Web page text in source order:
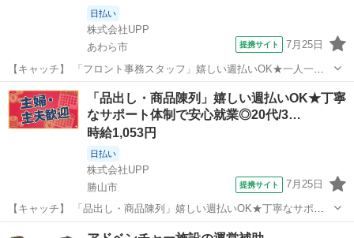
日払い
株式会社UPP
あわら市
提携サイト 7月25日
【キャッチ】 「フロント事務スタッフ」嬉しい週払いOK★一人一人
丁寧にサポートします♪様々な年代のスタッフさんが活躍中！充実の福
利厚生が自慢です★ 【コメント】 週払い制度完備！ 履歴書も来社も
不要のリモート登録あり◎ ...
福井 あわら市 その他
「品出し・商品陳列」嬉しい週払いOK★丁寧
なサポート体制で安心就業◎20代/3…
時給1,053円
日払い
株式会社UPP
勝山市
提携サイト 7月25日
【キャッチ】 「品出し・商品陳列」嬉しい週払いOK★丁寧なサポー
ト体制で安心就業◎20代/30代/40代中心に活躍中◎好環境でお仕事し
その他